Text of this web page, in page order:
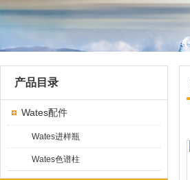
产品目录
Wates配件
Wates进样瓶
Wates色谱柱